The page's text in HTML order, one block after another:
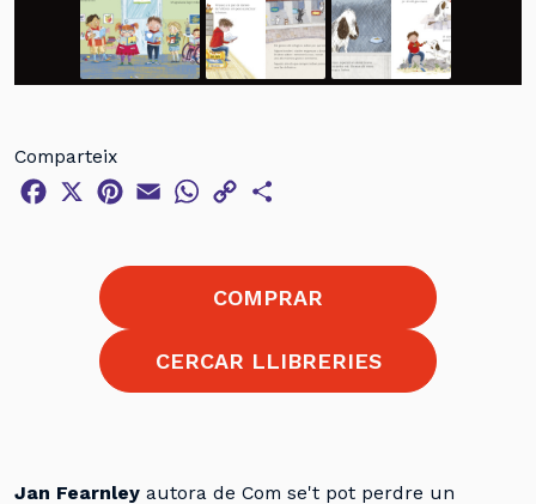
Comparteix
Facebook
X Pinterest
Email WhatsApp
Copy
Link
COMPRAR
CERCAR LLIBRERIES
Jan Fearnley autora de Com se't pot perdre un